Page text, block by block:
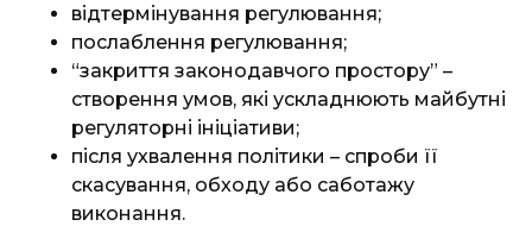
відтермінування регулювання;
послаблення регулювання;
“закриття законодавчого простору” –
створення умов, які ускладнюють майбутні
регуляторні ініціативи;
після ухвалення політики – спроби її
скасування, обходу або саботажу
виконання.